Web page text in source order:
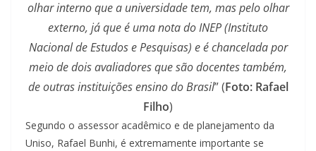
olhar interno que a universidade tem, mas pelo olhar
externo, já que é uma nota do INEP (Instituto
Nacional de Estudos e Pesquisas) e é chancelada por
meio de dois avaliadores que são docentes também,
de outras instituições ensino do Brasil” (Foto: Rafael
Filho)
Segundo o assessor acadêmico e de planejamento da
Uniso, Rafael Bunhi, é extremamente importante se